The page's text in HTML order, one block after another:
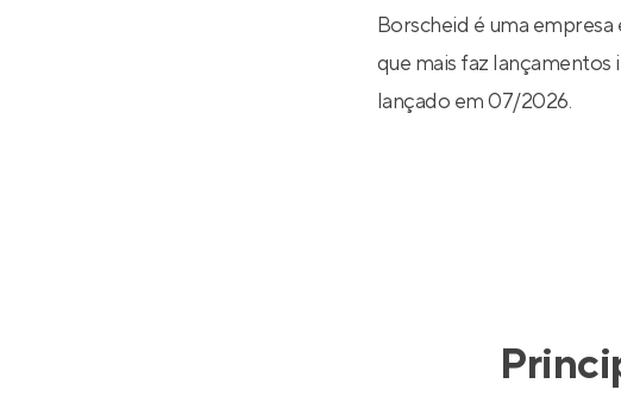
Borscheid é uma
que mais faz
lançado em 07/2026.